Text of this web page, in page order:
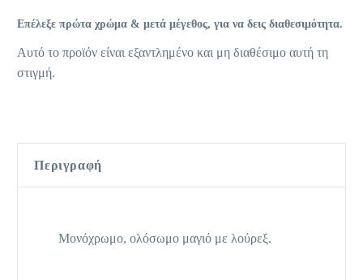
Επέλεξε πρώτα χρώμα & μετά μέγεθος, για να δεις διαθεσιμότητα.
Αυτό το προϊόν είναι εξαντλημένο και μη διαθέσιμο αυτή τη
στιγμή.
Περιγραφή
Μονόχρωμο, ολόσωμο μαγιό με λούρεξ.